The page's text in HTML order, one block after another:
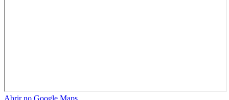
Abrir no Google Maps